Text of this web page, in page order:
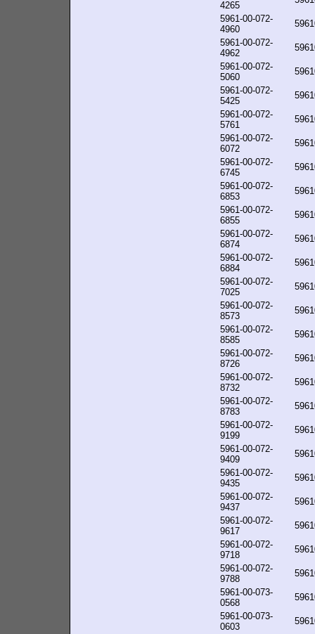
4265
5961-00-072-
4960
5961-00-072-
4962
5961-00-072-
5060
5961-00-072-
5425
5961-00-072-
5761
5961-00-072-
6072
5961-00-072-
6745
5961-00-072-
6853
5961-00-072-
6855
5961-00-072-
6874
5961-00-072-
6884
5961-00-072-
7025
5961-00-072-
8573
5961-00-072-
8585
5961-00-072-
8726
5961-00-072-
8732
5961-00-072-
8783
5961-00-072-
9199
5961-00-072-
9409
5961-00-072-
9435
5961-00-072-
9437
5961-00-072-
9617
5961-00-072-
9718
5961-00-072-
9788
5961-00-073-
0568
5961-00-073-
0603